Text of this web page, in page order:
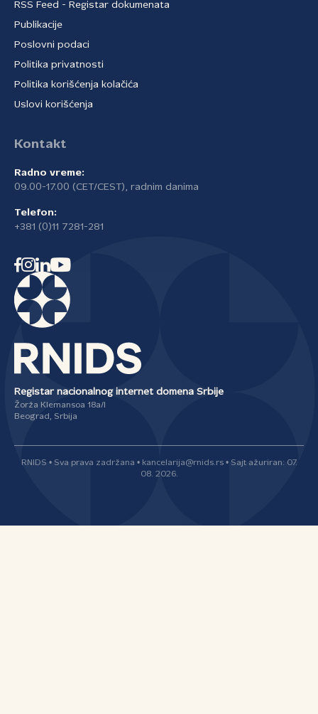
RSS Feed - Registar dokumenata
Publikacije
Poslovni podaci
Politika privatnosti
Politika korišćenja kolačića
Uslovi korišćenja
Kontakt
Radno vreme:
09.00-17.00 (CET/CEST), radnim danima
Telefon:
+381 (0)11 7281-281
Registar nacionalnog internet domena Srbije
Žorža Klemansoa 18a/I
Beograd, Srbija
RNIDS • Sva prava zadržana • kancelarija@rnids.rs • Sajt ažuriran: 07.
08. 2026.